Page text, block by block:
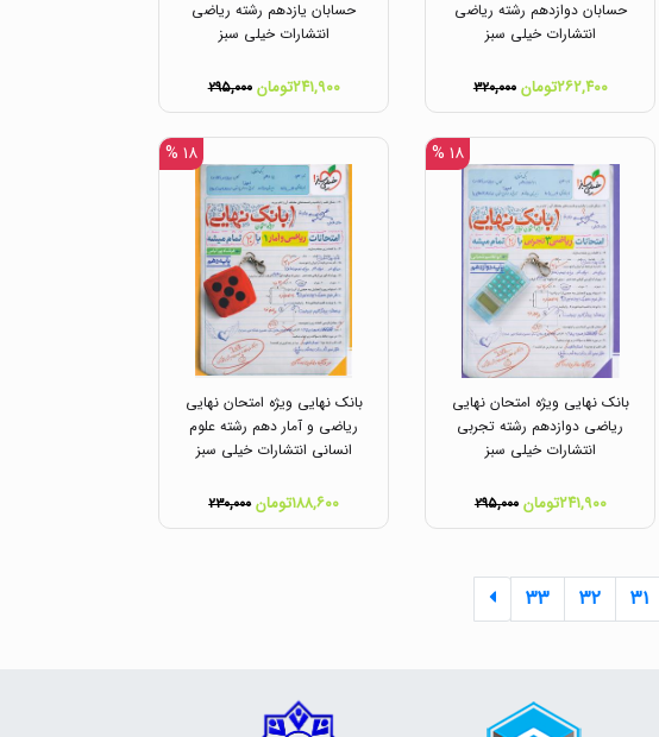
حسابان دوازدهم رشته ریاضی
انتشارات خیلی سبز
۲۶۲,۴۰۰تومان ۳۲۰,۰۰۰
حسابان یازدهم رشته ریاضی
انتشارات خیلی سبز
۲۴۱,۹۰۰تومان ۲۹۵,۰۰۰
۱۸ %
بانک نهایی ویژه امتحان نهایی
ریاضی دوازدهم رشته تجربی
انتشارات خیلی سبز
۲۴۱,۹۰۰تومان ۲۹۵,۰۰۰
۱۸ %
بانک نهایی ویژه امتحان نهایی
ریاضی و آمار دهم رشته علوم
انسانی انتشارات خیلی سبز
۱۸۸,۶۰۰تومان ۲۳۰,۰۰۰
۳۱ ۳۲ ۳۳